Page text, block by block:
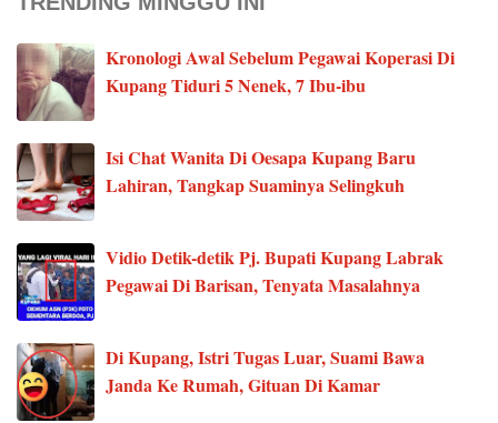
Kronologi Awal Sebelum Pegawai Koperasi Di
Kupang Tiduri 5 Nenek, 7 Ibu-ibu
Isi Chat Wanita Di Oesapa Kupang Baru
Lahiran, Tangkap Suaminya Selingkuh
Vidio Detik-detik Pj. Bupati Kupang Labrak
Pegawai Di Barisan, Tenyata Masalahnya
Di Kupang, Istri Tugas Luar, Suami Bawa
Janda Ke Rumah, Gituan Di Kamar